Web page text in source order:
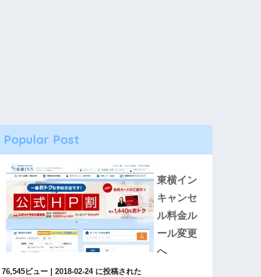
Popular Post
東横イン
キャンセ
ル料金ル
ール変更
へ
76,545ビュー |2018-02-24 に投稿された